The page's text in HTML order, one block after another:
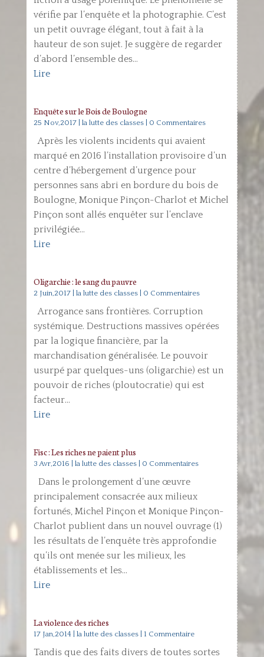
vérifie par l’enquête et la photographie. C’est
un petit ouvrage élégant, tout à fait à la
hauteur de son sujet. Je suggère de regarder
d’abord l’ensemble des...
Lire
Enquête sur le Bois de Boulogne
25 Nov,2017| la lutte des classes| 0 Commentaires
Après les violents incidents qui avaient
marqué en 2016 l’installation provisoire d’un
centre d’hébergement d’urgence pour
personnes sans abri en bordure du bois de
Boulogne, Monique Pinçon-Charlot et Michel
Pinçon sont allés enquêter sur l’enclave
privilégiée...
Lire
Oligarchie : le sang du pauvre
2 Juin,2017| la lutte des classes| 0 Commentaires
Arrogance sans frontières. Corruption
systémique. Destructions massives opérées
par la logique financière, par la
marchandisation généralisée. Le pouvoir
usurpé par quelques-uns (oligarchie) est un
pouvoir de riches (ploutocratie) qui est
facteur...
Lire
Fisc : Les riches ne paient plus
3 Avr,2016 la lutte des classes| 0 Commentaires
Dans le prolongement d’une œuvre
principalement consacrée aux milieux
fortunés, Michel Pinçon et Monique Pinçon-
Charlot publient dans un nouvel ouvrage (1)
les résultats de l’enquête très approfondie
qu’ils ont menée sur les milieux, les
établissements et les...
Lire
La violence des riches
17 Jan,2014 la lutte des classes| 1 Commentaire
Tandis que des faits divers de toutes sortes